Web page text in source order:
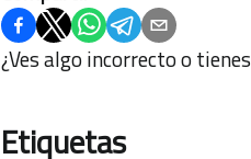
¿Ves algo incorrecto o
Etiquetas